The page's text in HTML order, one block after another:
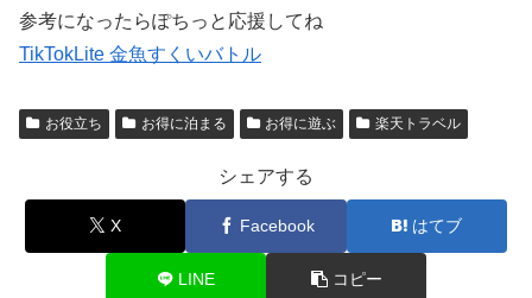
参考になったらぽちっと応援してね
TikTokLite 金魚すくいバトル
お役立ち お得に泊まる お得に遊ぶ 楽天トラベル
シェアする
X Facebook はてブ
LINE コピー